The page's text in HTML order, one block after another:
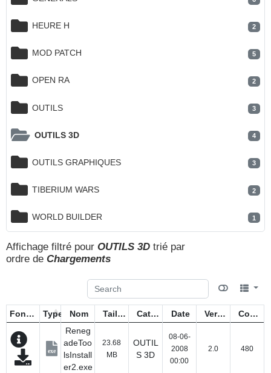
HEURE H 2
MOD PATCH 5
OPEN RA 2
OUTILS 3
OUTILS 3D 4
OUTILS GRAPHIQUES 3
TIBERIUM WARS 2
WORLD BUILDER 1
Affichage filtré pourOUTILS 3D trié par
ordre deChargements
Fonctions Type Nom Taille Catégorie Date Version Compteur
exe
Reneg
adeToo
lsInstall
er2.exe
23.68
MB
OUTIL
S 3D
08-06-
2008
00:00
2.0 480